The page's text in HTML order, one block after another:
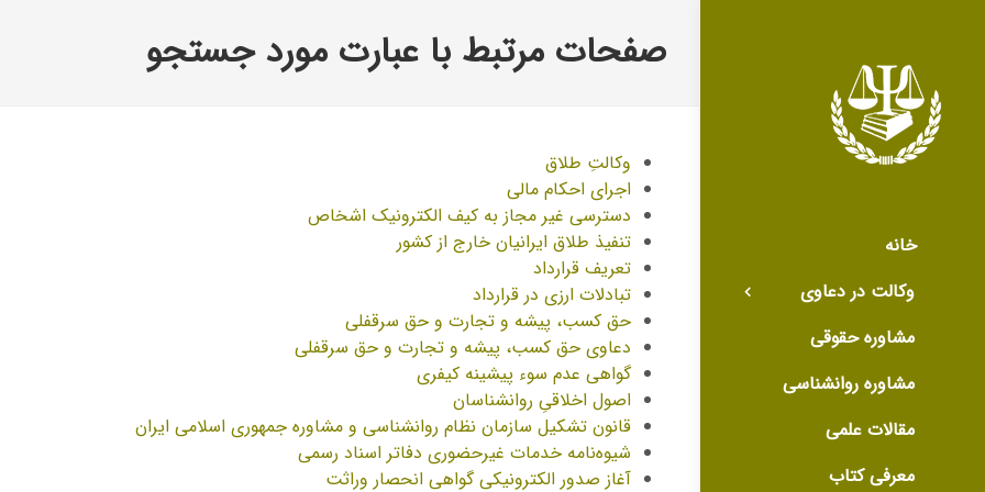
خانه
وکالت در دعاوی
مشاوره حقوقی
مشاوره روانشناسی
مقالات علمی
معرفی کتاب
صفحات مرتبط با عبارت مورد جستجو
وکالتِ طلاق
اجرای احکام مالی
دسترسی غیر مجاز به کیف الکترونیک اشخاص
تنفیذ طلاق ایرانیان خارج از کشور
تعریف قرارداد
تبادلات ارزی در قرارداد
حق کسب، پیشه و تجارت و حق سرقفلی
دعاوی حق کسب، پیشه و تجارت و حق سرقفلی
گواهی عدم سوء پیشینه کیفری
اصول اخلاقیِ روانشناسان
قانون تشکیل سازمان نظام روانشناسی و مشاوره جمهوری اسلامی ایران
شیوه‌نامه خدمات غیرحضوری دفاتر اسناد رسمی
آغاز صدور الکترونیکی گواهی انحصار وراثت